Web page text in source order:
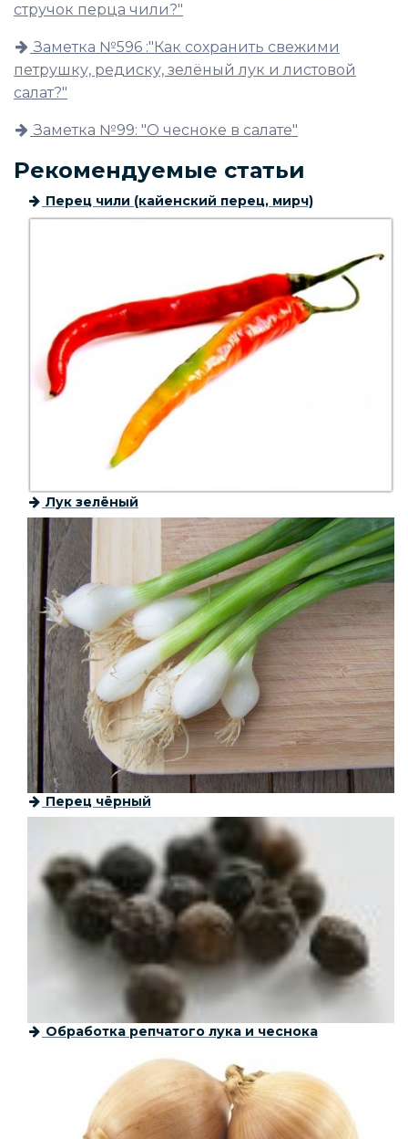
стручок перца чили?"
Заметка №596 :"Как сохранить свежими
петрушку, редиску, зелёный лук и листовой
салат?"
Заметка №99: "О чесноке в салате"
Рекомендуемые статьи
Перец чили (кайенский перец, мирч)
Лук зелёный
Перец чёрный
Обработка репчатого лука и чеснока